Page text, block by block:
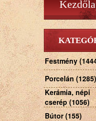
Festmény
Porcelán (1285)
Kerámia, népi
cserép (1056)
Bútor (155)